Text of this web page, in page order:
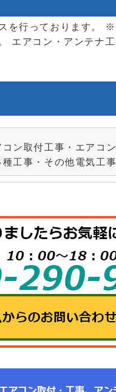
を行っております。
エアコン・アンテナ
ン取付工事・エアコ
工事・その他電気工事